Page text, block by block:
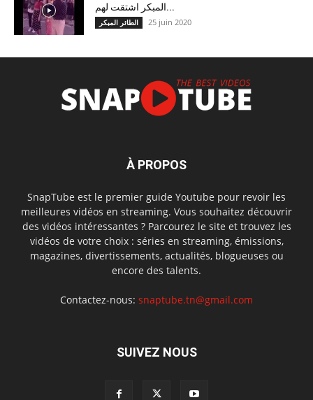
المبكر اشتقت لهم...
الطائر المبكر 25 juin 2020
À PROPOS
SnapTube est le premier guide Youtube pour revoir les
meilleures vidéos en streaming. Vous souhaitez découvrir
des vidéos intéressantes ? Parcourez le site et trouvez les
vidéos de votre choix : séries en streaming, émissions,
magazines, divertissements, actualités, blogueuses ou
encore des talents.
Contactez-nous: snaptube.tn@gmail.com
SUIVEZ NOUS